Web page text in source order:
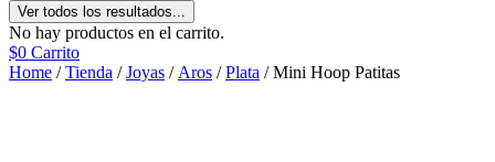
Ver todos los resultados...
No hay productos en el carrito.
$0 Carrito
Home /Tienda /Joyas / Aros /Plata / Mini Hoop Patitas